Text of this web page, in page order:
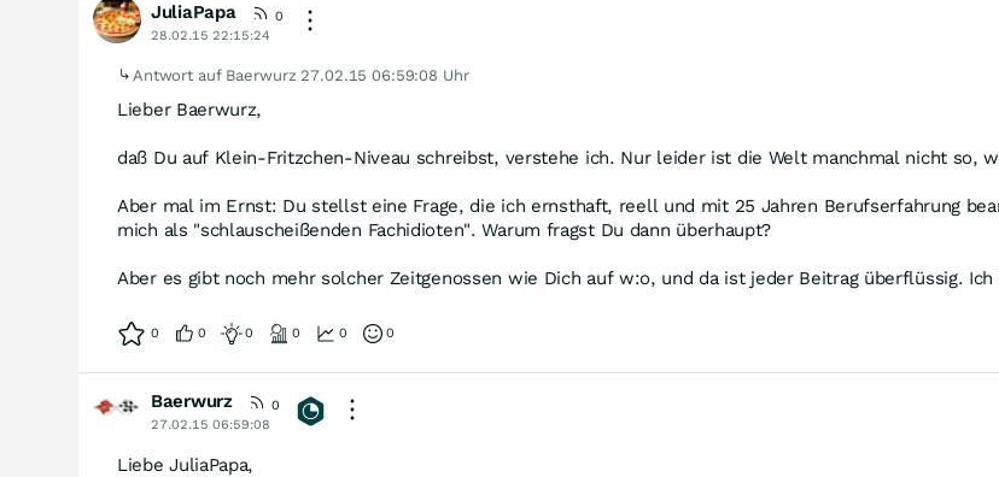
JuliaPapa
0
28.02.15 22:15:24
Antwort auf Baerwurz 27.02.15 06:59:08 Uhr
Lieber Baerwurz,
daß Du auf Klein-Fritzchen-Niveau schreibst, verstehe ich. Nur leider ist die Welt manchmal nicht so,
Aber mal im Ernst: Du stellst eine Frage, die ich ernsthaft, reell und mit 25 Jahren Berufserfahrung
mich als "schlauscheißenden Fachidioten". Warum fragst Du dann überhaupt?
Aber es gibt noch mehr solcher Zeitgenossen wie Dich auf w:o, und da ist jeder Beitrag überflüssig.
0 0 0 0 0 0
Baerwurz
0
27.02.15 06:59:08
Liebe JuliaPapa,